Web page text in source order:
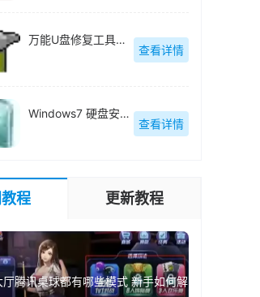
万能U盘修复工具绿色版-v1.0
查看详情
Windows7 硬盘安装工具绿色版-v1.2.0.62
查看详情
程 更新教程
腾讯桌球都有哪些模式 新手如何解